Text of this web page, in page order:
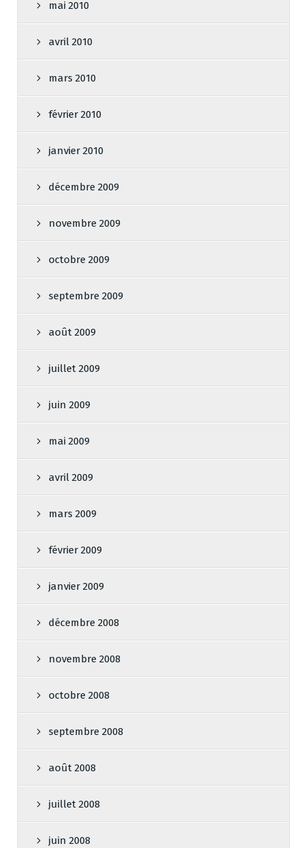
mai 2010
avril 2010
mars 2010
février 2010
janvier 2010
décembre 2009
novembre 2009
octobre 2009
septembre 2009
août 2009
juillet 2009
juin 2009
mai 2009
avril 2009
mars 2009
février 2009
janvier 2009
décembre 2008
novembre 2008
octobre 2008
septembre 2008
août 2008
juillet 2008
juin 2008